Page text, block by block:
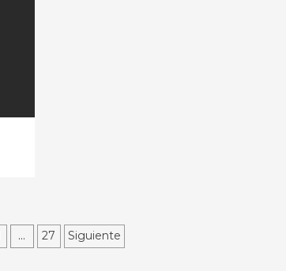
… 27 Siguiente